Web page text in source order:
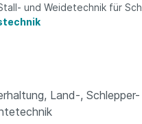
und Weidetechnik für
Land-, Schlepper-